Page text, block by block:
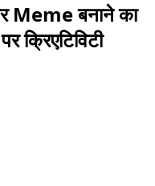
Meme बनाने का
क्रिएटिविटी